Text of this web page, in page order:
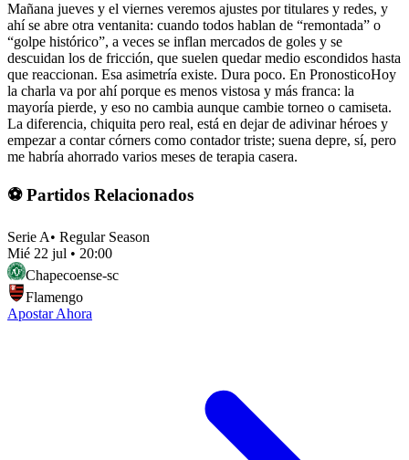
Mañana jueves y el viernes veremos ajustes por titulares y redes, y
ahí se abre otra ventanita: cuando todos hablan de “remontada” o
“golpe histórico”, a veces se inflan mercados de goles y se
descuidan los de fricción, que suelen quedar medio escondidos hasta
que reaccionan. Esa asimetría existe. Dura poco. En PronosticoHoy
la charla va por ahí porque es menos vistosa y más franca: la
mayoría pierde, y eso no cambia aunque cambie torneo o camiseta.
La diferencia, chiquita pero real, está en dejar de adivinar héroes y
empezar a contar córners como contador triste; suena depre, sí, pero
me habría ahorrado varios meses de terapia casera.
⚽ Partidos Relacionados
Serie A• Regular Season
Mié 22 jul • 20:00
Chapecoense-sc
Flamengo
Apostar Ahora